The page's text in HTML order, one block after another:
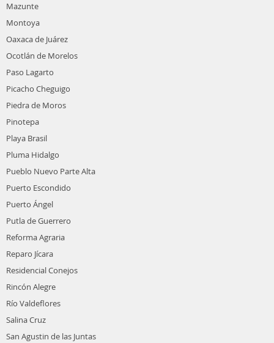
Mazunte
Montoya
Oaxaca de Juárez
Ocotlán de Morelos
Paso Lagarto
Picacho Cheguigo
Piedra de Moros
Pinotepa
Playa Brasil
Pluma Hidalgo
Pueblo Nuevo Parte Alta
Puerto Escondido
Puerto Ángel
Putla de Guerrero
Reforma Agraria
Reparo Jícara
Residencial Conejos
Rincón Alegre
Río Valdeflores
Salina Cruz
San Agustin de las Juntas